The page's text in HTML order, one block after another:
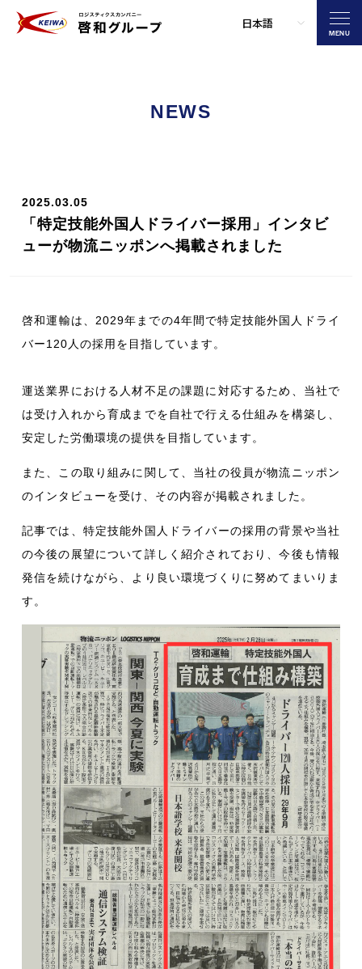
MENU
NEWS
2025.03.05
「特定技能外国人ドライバー採用」インタビ
ューが物流ニッポンへ掲載されました
啓和運輸は、2029年までの4年間で特定技能外国人ドライ
バー120人の採用を目指しています。
運送業界における人材不足の課題に対応するため、当社で
は受け入れから育成までを自社で行える仕組みを構築し、
安定した労働環境の提供を目指しています。
また、この取り組みに関して、当社の役員が物流ニッポン
のインタビューを受け、その内容が掲載されました。
記事では、特定技能外国人ドライバーの採用の背景や当社
の今後の展望について詳しく紹介されており、今後も情報
発信を続けながら、より良い環境づくりに努めてまいりま
す。